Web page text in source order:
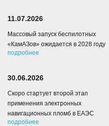
11.07.2026
Массовый запуск беспилотных
«КамАЗов» ожидается в 2028 году
подробнее
30.06.2026
Скоро стартует второй этап
применения электронных
навигационных пломб в ЕАЭС
подробнее